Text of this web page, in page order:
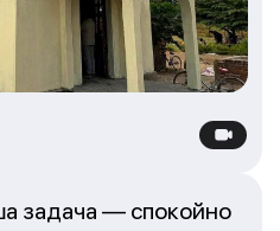
задача — спокойно